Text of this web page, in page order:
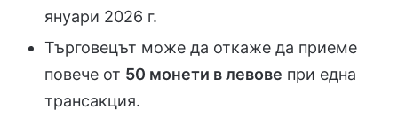
януари 2026 г.
Търговецът може да откаже да приеме
повече от 50 монети в левове при една
трансакция.